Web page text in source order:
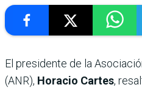
El presidente de la
(ANR), Horacio Cartes,